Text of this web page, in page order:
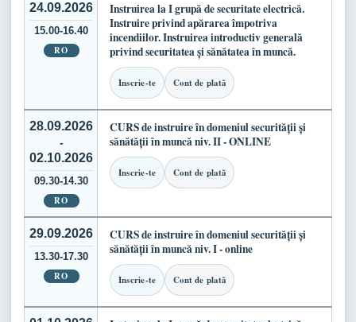
24.09.2026
15.00-16.40
RO
Instruirea la I grupă de securitate electrică.
Instruire privind apărarea împotriva
incendiilor. Instruirea introductiv generală
privind securitatea și sănătatea în muncă.
Inscrie-te Cont de plată
28.09.2026
-
02.10.2026
09.30-14.30
RO
CURS de instruire în domeniul securității și
sănătății în muncă niv. II - ONLINE
Inscrie-te Cont de plată
29.09.2026
13.30-17.30
RO
CURS de instruire în domeniul securității și
sănătății în muncă niv. I - online
Inscrie-te Cont de plată